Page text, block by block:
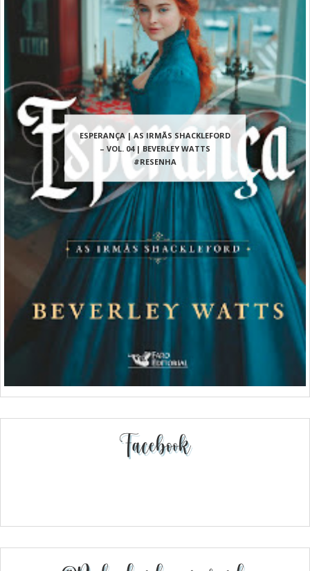
ESPERANÇA | AS IRMÃS SHACKLEFORD
– VOL. 04 | BEVERLEY WATTS
#RESENHA
Facebook